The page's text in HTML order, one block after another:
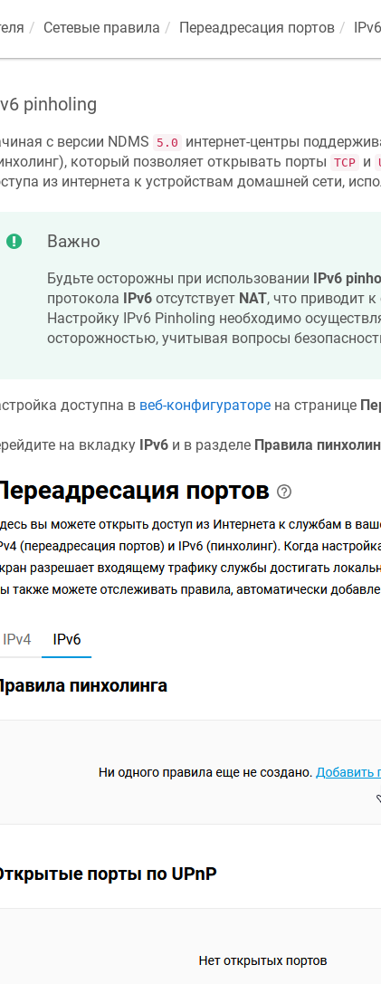
Сетевые правила Переадресация портов
pinholing
с версии NDMS 5.0 интернет-центры
который позволяет открывать порты
TCP и
из интернета к устройствам домашней сети,
Важно
Будьте осторожны при использовании IPv6
протокола IPv6отсутствует NAT, что приводит
Настройку IPv6 Pinholing необходимо
осторожностью, учитывая вопросы
доступна в веб-конфигураторена странице
на вкладку IPv6и в разделе Правила